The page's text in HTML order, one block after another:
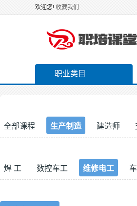
欢迎您! 收藏我们
职业类目
全部课程 生产制造 建造师
焊 工 数控车工 维修电工